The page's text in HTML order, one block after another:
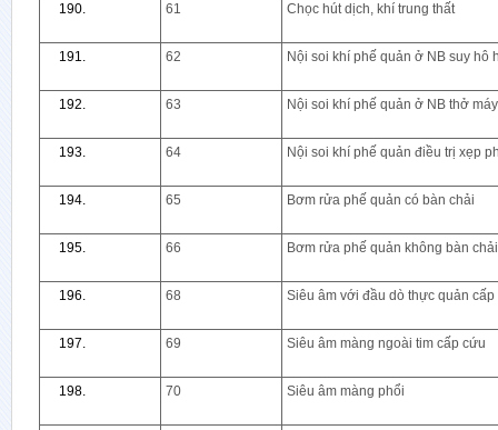
61 Chọc hút dịch, khí trung thất
62 Nội soi khí phế quản ở NB suy hô
63 Nội soi khí phế quản ở NB thở máy
64 Nội soi khí phế quản điều trị xẹp
65 Bơm rửa phế quản có bàn chải
66 Bơm rửa phế quản không bàn chải
68 Siêu âm với đầu dò thực quản cấp
69 Siêu âm màng ngoài tim cấp cứu
70 Siêu âm màng phổi